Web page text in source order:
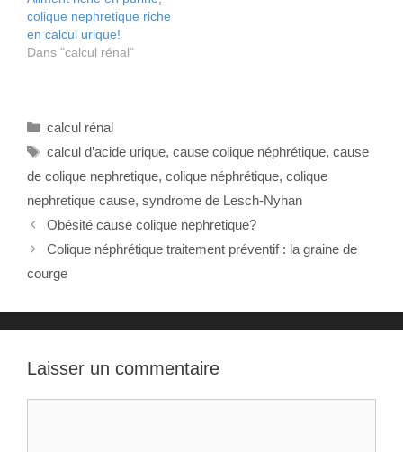
colique nephretique riche
en calcul urique!
Dans "calcul rénal"
Catégories
calcul rénal
Étiquettes
calcul d’acide urique, cause colique néphrétique, cause
de colique nephretique, colique néphrétique, colique
nephretique cause, syndrome de Lesch-Nyhan
Obésité cause colique nephretique?
Colique néphrétique traitement préventif : la graine de
courge
Laisser un commentaire